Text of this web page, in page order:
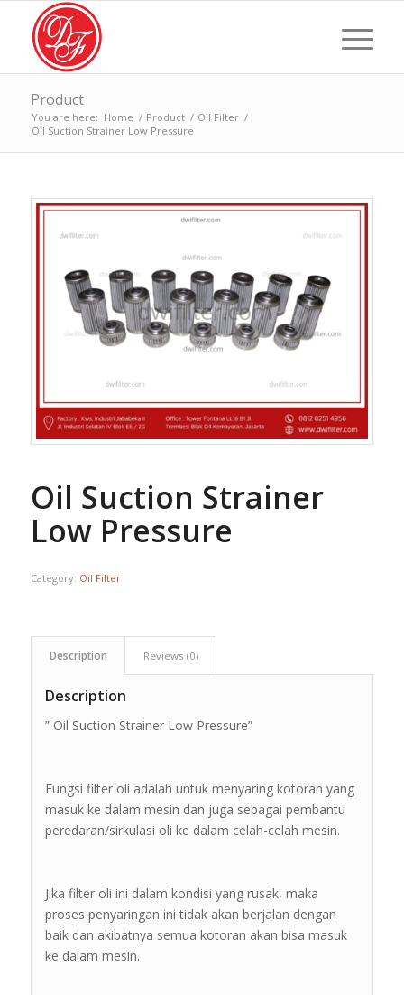
Product
You are here: Home / Product / Oil Filter /
Oil Suction Strainer Low Pressure
Oil Suction Strainer
Low Pressure
Category: Oil Filter
Description Reviews (0)
Description
” Oil Suction Strainer Low Pressure”
Fungsi filter oli adalah untuk menyaring kotoran yang
masuk ke dalam mesin dan juga sebagai pembantu
peredaran/sirkulasi oli ke dalam celah-celah mesin.
Jika filter oli ini dalam kondisi yang rusak, maka
proses penyaringan ini tidak akan berjalan dengan
baik dan akibatnya semua kotoran akan bisa masuk
ke dalam mesin.